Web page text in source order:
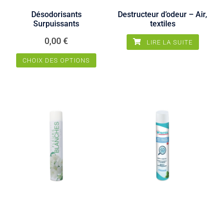
la
page
du
produit
la
page
du
produit
Désodorisants
Surpuissants
0,00€
CHOIX DES OPTIONS
plusieurs
variations.
Les
options
peuvent
être
choisies
Destructeur d’odeur – Air,
textiles
LIRE LA SUITE